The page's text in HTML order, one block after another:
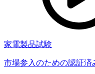
家電製品試験
市場参入のための認証済